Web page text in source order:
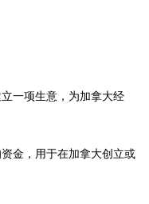
一项生意，为加拿大经
金，用于在加拿大创立或